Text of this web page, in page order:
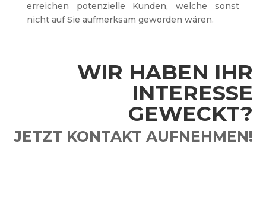
erreichen potenzielle Kunden, welche sonst
nicht auf Sie aufmerksam geworden wären.
WIR HABEN IHR
INTERESSE
GEWECKT?
JETZT KONTAKT AUFNEHMEN!